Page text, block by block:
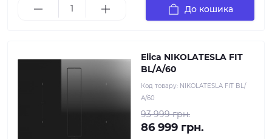
До кошика
Elica NIKOLATESLA FIT
BL/А/60
Код товару: NIKOLATESLA FIT BL/
А/60
93 999 грн.
86 999 грн.